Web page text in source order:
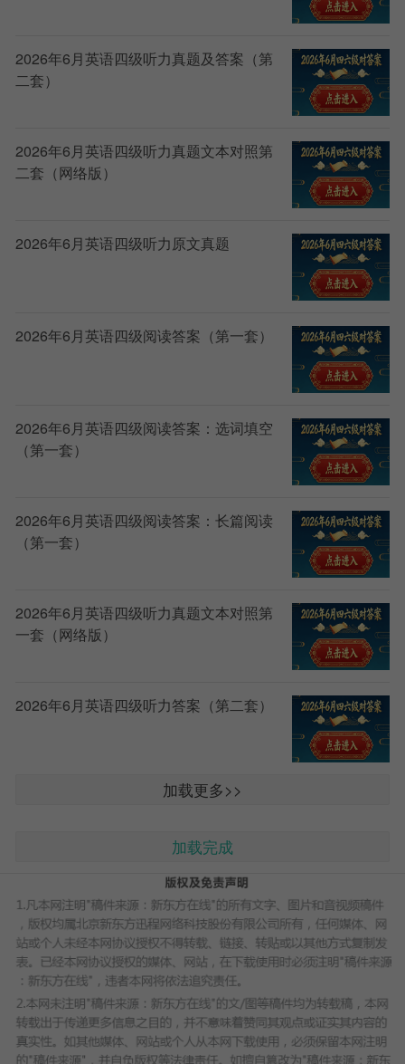
2026年6月英语四级听力真题及答案（第
二套）
2026年6月英语四级听力真题文本对照第
二套（网络版）
2026年6月英语四级听力原文真题
2026年6月英语四级阅读答案（第一套）
2026年6月英语四级阅读答案：选词填空
（第一套）
2026年6月英语四级阅读答案：长篇阅读
（第一套）
2026年6月英语四级听力真题文本对照第
一套（网络版）
2026年6月英语四级听力答案（第二套）
加载更多>>
加载完成